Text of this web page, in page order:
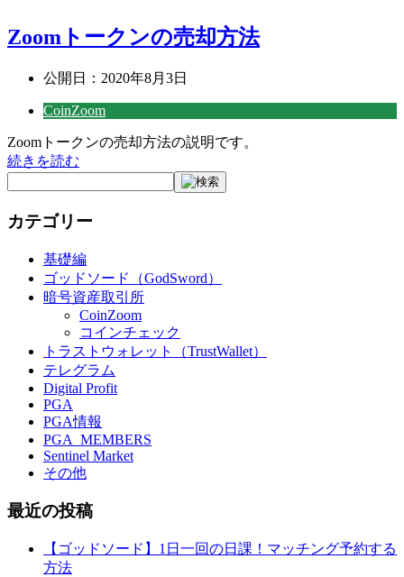
Zoomトークンの売却方法
公開日： 2020年8月3日
CoinZoom
Zoomトークンの売却方法の説明です。
続きを読む
カテゴリー
基礎編
ゴッドソード（GodSword）
暗号資産取引所
CoinZoom
コインチェック
トラストウォレット（TrustWallet）
テレグラム
Digital Profit
PGA
PGA情報
PGA_MEMBERS
Sentinel Market
その他
最近の投稿
【ゴッドソード】1日一回の日課！マッチング予約する
方法